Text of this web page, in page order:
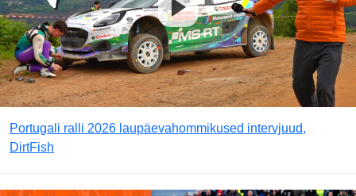
Portugali ralli 2026 laupäevahommikused intervjuud,
DirtFish